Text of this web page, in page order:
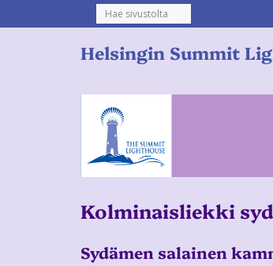
Helsingin Summit
Kolminaisliekki
Sydämen salainen